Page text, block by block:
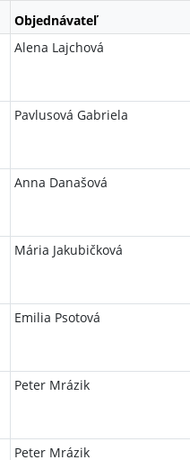
Objednávateľ
Alena Lajchová
Pavlusová Gabriela
Anna Današová
Mária Jakubičková
Emilia Psotová
Peter Mrázik
Peter Mrázik